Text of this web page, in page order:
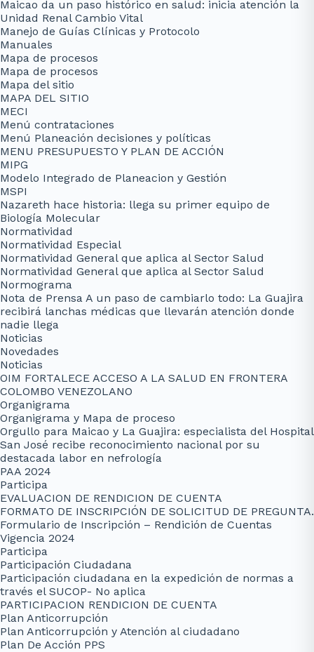
Maicao da un paso histórico en salud: inicia atención la
Unidad Renal Cambio Vital
Manejo de Guías Clínicas y Protocolo
Manuales
Mapa de procesos
Mapa de procesos
Mapa del sitio
MAPA DEL SITIO
MECI
Menú contrataciones
Menú Planeación decisiones y políticas
MENU PRESUPUESTO Y PLAN DE ACCIÓN
MIPG
Modelo Integrado de Planeacion y Gestión
MSPI
Nazareth hace historia: llega su primer equipo de
Biología Molecular
Normatividad
Normatividad Especial
Normatividad General que aplica al Sector Salud
Normatividad General que aplica al Sector Salud
Normograma
Nota de Prensa A un paso de cambiarlo todo: La Guajira
recibirá lanchas médicas que llevarán atención donde
nadie llega
Noticias
Novedades
Noticias
OIM FORTALECE ACCESO A LA SALUD EN FRONTERA
COLOMBO VENEZOLANO
Organigrama
Organigrama y Mapa de proceso
Orgullo para Maicao y La Guajira: especialista del Hospital
San José recibe reconocimiento nacional por su
destacada labor en nefrología
PAA 2024
Participa
EVALUACION DE RENDICION DE CUENTA
FORMATO DE INSCRIPCIÓN DE SOLICITUD DE PREGUNTA.
Formulario de Inscripción – Rendición de Cuentas
Vigencia 2024
Participa
Participación Ciudadana
Participación ciudadana en la expedición de normas a
través el SUCOP- No aplica
PARTICIPACION RENDICION DE CUENTA
Plan Anticorrupción
Plan Anticorrupción y Atención al ciudadano
Plan De Acción PPS